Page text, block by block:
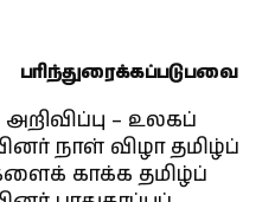
பரிந்துரைக்கப்படுபவை
– உலகப்
நாள் விழா தமிழ்ப்
காக்க தமிழ்ப்